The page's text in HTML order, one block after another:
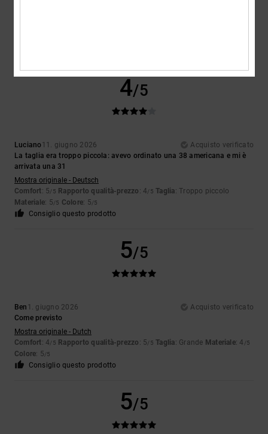
4/5
Luciano11. giugno 2026
Acquisto verificato
La taglia era troppo piccola: avevo ordinato una 38 americana e mi è
arrivata una 31
Mostra originale - Deutsch
Comfort: 5/5 Rapporto qualità-prezzo : 4/5 Taglia: Troppo piccolo
Materiale: 5/5 Colore: 5/5
Consiglio questo prodotto
5/5
Ben 1. giugno 2026
Acquisto verificato
Come previsto
Mostra originale - Dutch
Comfort: 4/5 Rapporto qualità-prezzo : 5/5 Taglia: Grande Materiale: 4 /5
Colore: 5/5
Consiglio questo prodotto
5/5